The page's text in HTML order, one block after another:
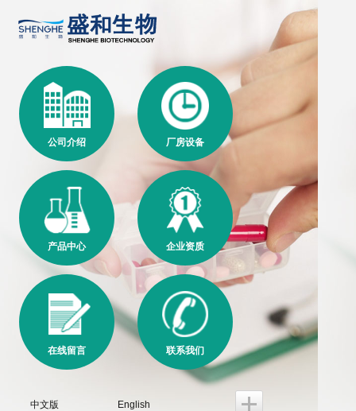
公司介绍 厂房设备
产品中心 企业资质
在线留言 联系我们
中文版 English